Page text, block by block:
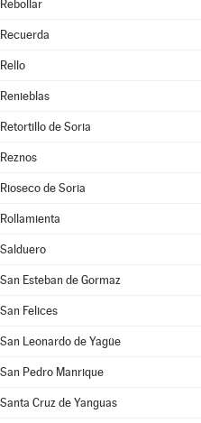
Rebollar
Recuerda
Rello
Renieblas
Retortillo de Soria
Reznos
Rioseco de Soria
Rollamienta
Salduero
San Esteban de Gormaz
San Felices
San Leonardo de Yagüe
San Pedro Manrique
Santa Cruz de Yanguas